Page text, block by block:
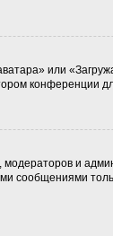
или
конференции
и
сообщениями